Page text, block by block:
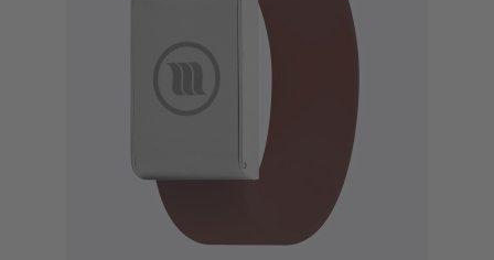
JETZT KAUFEN